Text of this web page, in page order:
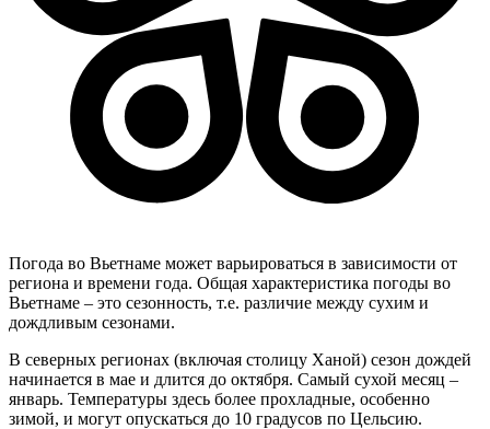
Погода во Вьетнаме может варьироваться в зависимости от
региона и времени года. Общая характеристика погоды во
Вьетнаме – это сезонность, т.е. различие между сухим и
дождливым сезонами.
В северных регионах (включая столицу Ханой) сезон дождей
начинается в мае и длится до октября. Самый сухой месяц –
январь. Температуры здесь более прохладные, особенно
зимой, и могут опускаться до 10 градусов по Цельсию.